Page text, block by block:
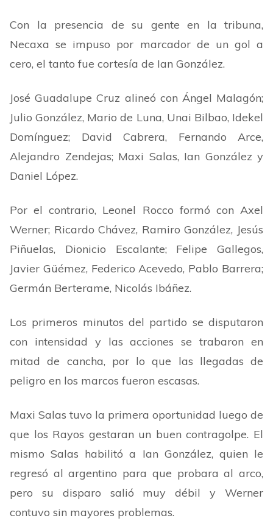
Con la presencia de su gente en la tribuna,
Necaxa se impuso por marcador de un gol a
cero, el tanto fue cortesía de Ian González.
José Guadalupe Cruz alineó con Ángel Malagón;
Julio González, Mario de Luna, Unai Bilbao, Idekel
Domínguez; David Cabrera, Fernando Arce,
Alejandro Zendejas; Maxi Salas, Ian González y
Daniel López.
Por el contrario, Leonel Rocco formó con Axel
Werner; Ricardo Chávez, Ramiro González, Jesús
Piñuelas, Dionicio Escalante; Felipe Gallegos,
Javier Güémez, Federico Acevedo, Pablo Barrera;
Germán Berterame, Nicolás Ibáñez.
Los primeros minutos del partido se disputaron
con intensidad y las acciones se trabaron en
mitad de cancha, por lo que las llegadas de
peligro en los marcos fueron escasas.
Maxi Salas tuvo la primera oportunidad luego de
que los Rayos gestaran un buen contragolpe. El
mismo Salas habilitó a Ian González, quien le
regresó al argentino para que probara al arco,
pero su disparo salió muy débil y Werner
contuvo sin mayores problemas.